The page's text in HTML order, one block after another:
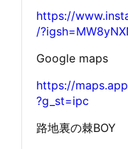
https://
/
Google maps
https://
?g_st=ipc
路地裏の棘BOY